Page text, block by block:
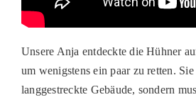
Unsere Anja entdeckte die Hühner
um wenigstens ein paar zu retten.
langgestreckte Gebäude, sondern